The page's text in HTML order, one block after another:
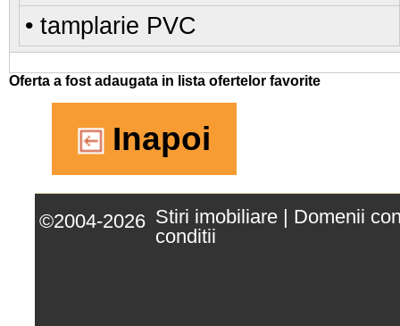
• tamplarie PVC
Oferta a fost adaugata in lista ofertelor favorite
Inapoi
©2004-2026 Stiri imobiliare | Domenii
conditii